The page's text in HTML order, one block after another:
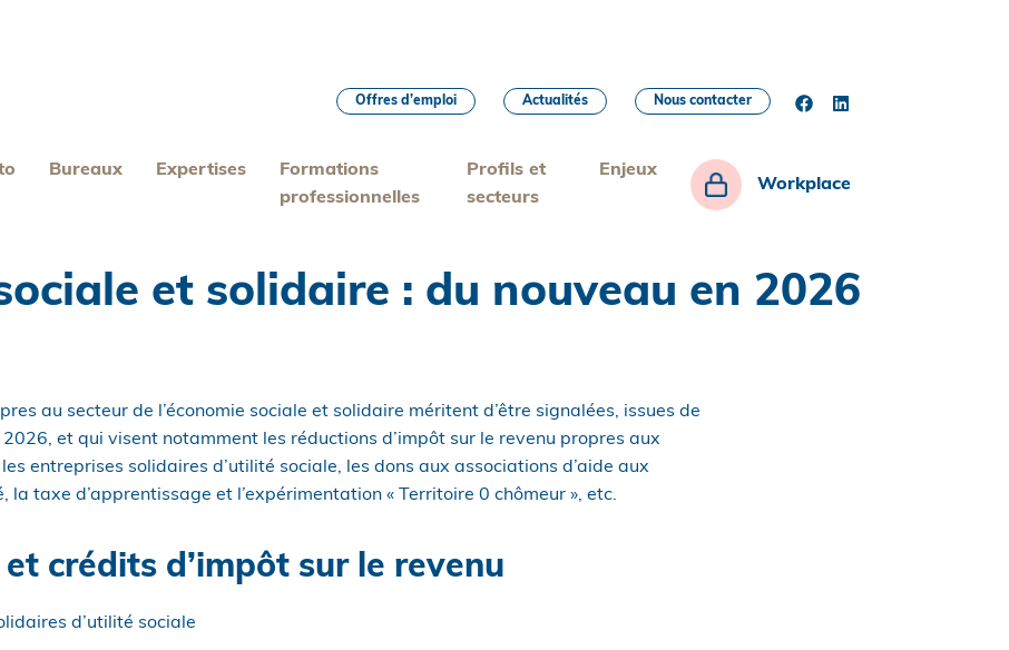
Bureaux Expertises
Formations
professionnelles
Profils et
secteurs
Enjeux
Workplace
Offres d’emploi Actualités Nous contacter
et solidaire : du nouveau en 2026
au secteur de l’économie sociale et solidaire méritent d’être signalées, issues de
2026, et qui visent notamment les réductions d’impôt sur le revenu propres aux
entreprises solidaires d’utilité sociale, les dons aux associations d’aide aux
la taxe d’apprentissage et l’expérimentation « Territoire 0 chômeur », etc.
crédits d’impôt sur le revenu
d’utilité sociale